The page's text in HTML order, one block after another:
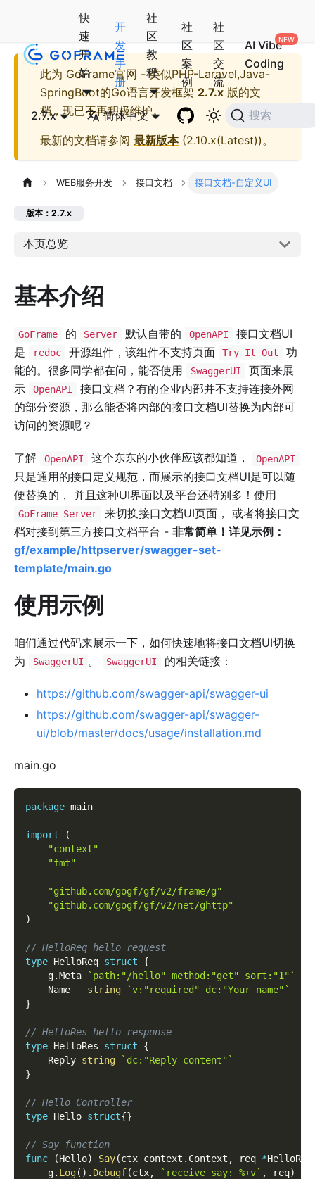
快
速
开
始
开
发
手
册
社
区
教
程
社
区
案
例
社
区
交
流
AI Vibe
Coding
2.7.x 简体中文 搜索
此为 GoFrame官网 - 类似PHP-Laravel,Java-
SpringBoot的Go语言开发框架 2.7.x 版的文
档，现已不再积极维护。
最新的文档请参阅 最新版本(2.10.x(Latest))。
WEB服务开发 接口文档 接口文档-自定义UI
版本：2.7.x
本页总览
基本介绍
GoFrame 的 Server 默认自带的 OpenAPI
接口文档UI
是
redoc 开源组件，该组件不支持页面 Try It Out
功
能的。很多同学都在问，能否使用
SwaggerUI
页面来展
示
OpenAPI
接口文档？有的企业内部并不支持连接外网
的部分资源，那么能否将内部的接口文档UI替换为内部可
访问的资源呢？
了解 OpenAPI 这个东东的小伙伴应该都知道， OpenAPI
只是通用的接口定义规范，而展示的接口文档UI是可以随
便替换的， 并且这种UI界面以及平台还特别多！使用
GoFrame Server
来切换接口文档UI页面， 或者将接口文
档对接到第三方接口文档平台 - 非常简单！详见示例：
gf/example/httpserver/swagger-set-
template/main.go
使用示例
咱们通过代码来展示一下，如何快速地将接口文档UI切换
为
SwaggerUI 。 SwaggerUI 的相关链接：
https://github.com/swagger-api/swagger-ui
https://github.com/swagger-api/swagger-
ui/blob/master/docs/usage/installation.md
main.go
package main
import
(
"context"
"fmt"
"github.com/gogf/gf/v2/frame/g"
"github.com/gogf/gf/v2/net/ghttp"
)
// HelloReq hello request
type HelloReq struct
{
    g
.Meta
`path:"/hello" method:"get" sort:"1"`
    Name
string
`v:"required" dc:"Your name"`
}
// HelloRes hello response
type HelloRes struct
{
    Reply
string
`dc:"Reply content"`
}
// Hello Controller
type Hello struct{}
// Say function
func
(Hello) Say(ctx context . Context , req *HelloReq
    g
. Log( ) . Debugf(ctx, `receive say: %+v` , req)